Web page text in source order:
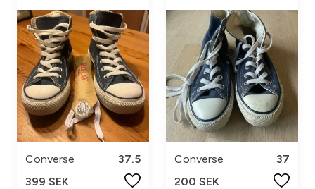
Converse
37.5
399 SEK
Converse
37
200 SEK